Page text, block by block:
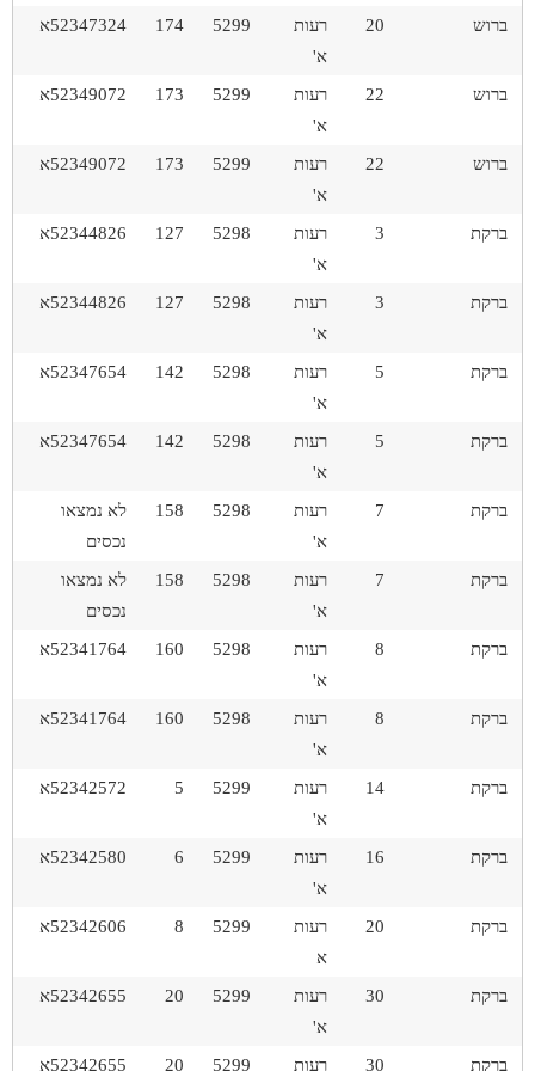
ברוש 20
רעות
א'
5299
174 52347324א
ברוש 22
רעות
א'
5299
173 52349072א
ברוש 22
רעות
א'
5299
173 52349072א
ברקת 3
רעות
א'
5298
127 52344826א
ברקת 3
רעות
א'
5298
127 52344826א
ברקת 5
רעות
א'
5298
142 52347654א
ברקת 5
רעות
א'
5298
142 52347654א
ברקת 7
רעות
א'
5298
158
לא נמצאו
נכסים
ברקת
7
רעות
א'
5298
158
לא נמצאו
נכסים
ברקת
8
רעות
א'
5298
160 52341764א
ברקת 8
רעות
א'
5298
160 52341764א
ברקת 14
רעות
א'
5299
5 52342572א
ברקת 16
רעות
א'
5299
6 52342580א
ברקת 20
רעות
א
5299
8 52342606א
ברקת 30
רעות
א'
5299
20 52342655א
ברקת 30 רעות 5299
20 52342655א